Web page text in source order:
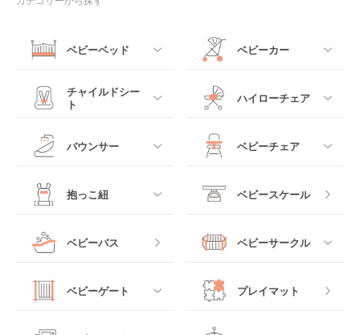
ベビーベッド
すべて
レギュラーサイズベビ
ベッドインベッド
クーファン
マットレス・布団
ベビーベッドその他
ベビーカー
すべて
ベビーカーその他
チャイルドシー
ト
すべて
ジュニアシート
チャイルドシートその
他
ハイローチェア
すべて
バウンサー
すべて
ロッキングタイプ
ベビーチェア
すべて
テーブルチェア
抱っこ紐
すべて
ベビースケール
ベビーバス ベビーサークル
すべて
ベビーゲート
すべて
プレイマット